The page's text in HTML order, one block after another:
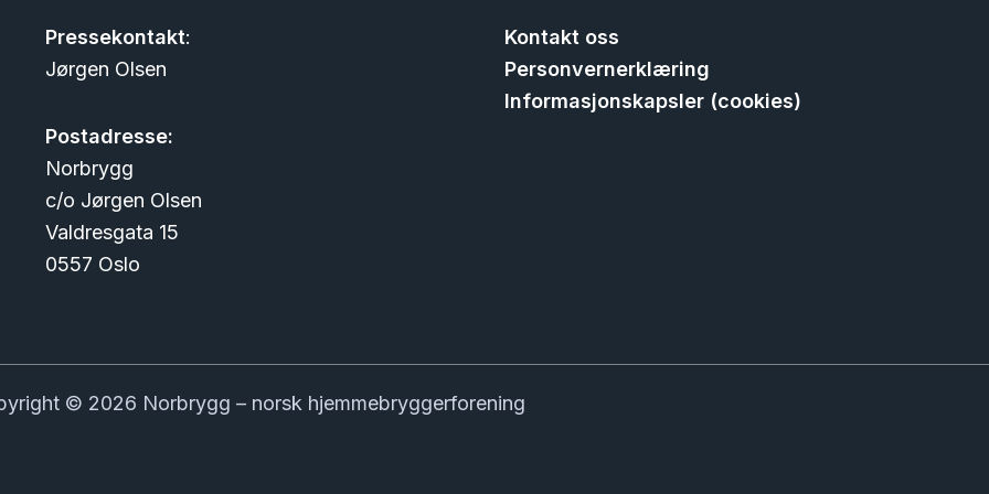
Pressekontakt:
Jørgen Olsen
Postadresse:
Norbrygg
c/o Jørgen Olsen
Valdresgata 15
0557 Oslo
Kontakt oss
Personvernerklæring
Informasjonskapsler (cookies)
© 2026 Norbrygg – norsk hjemmebryggerforening